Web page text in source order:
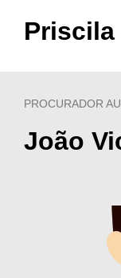
PROCURADOR
João